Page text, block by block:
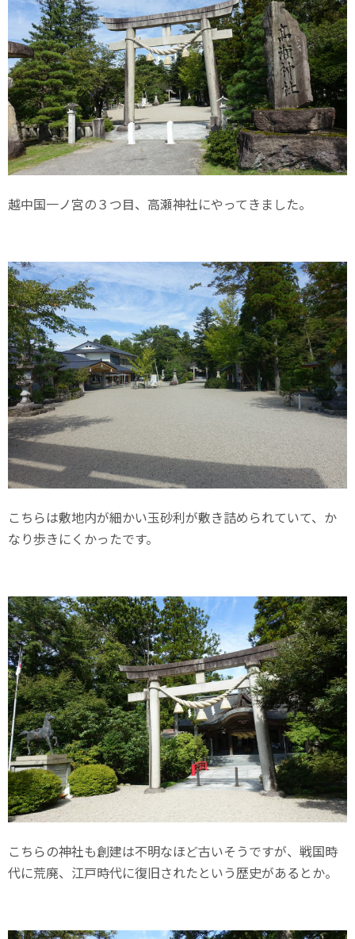
越中国一ノ宮の３つ目、高瀬神社にやってきました。
こちらは敷地内が細かい玉砂利が敷き詰められていて、か
なり歩きにくかったです。
こちらの神社も創建は不明なほど古いそうですが、戦国時
代に荒廃、江戸時代に復旧されたという歴史があるとか。